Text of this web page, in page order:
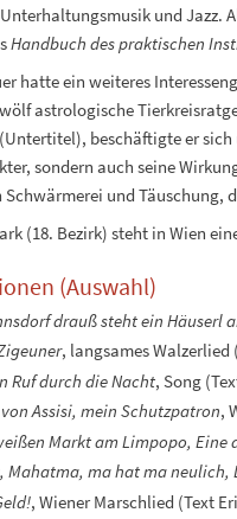
und Jazz.
Handbuch des praktischen
hatte ein weiteres
astrologische
beschäftigte er sich
sondern auch seine
Schwärmerei und Täuschung,
(18. Bezirk) steht in Wien
(Auswahl)
drauß steht ein Häuserl
, langsames Walzerlied
Ruf durch die Nacht, Song
Assisi, mein Schutzpatron,
Markt am Limpopo, Eine
Mahatma, ma hat ma neulich,
, Wiener Marschlied (Text